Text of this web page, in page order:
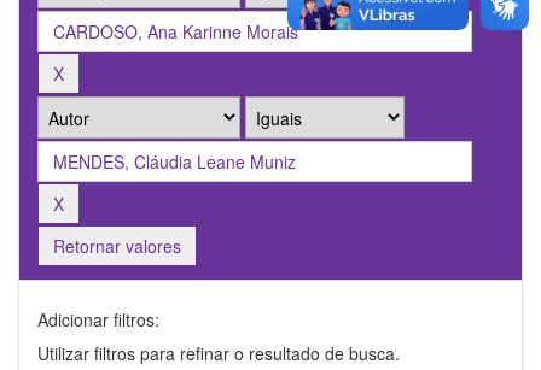
Retornar valores
Adicionar filtros:
Utilizar filtros para refinar o resultado de busca.